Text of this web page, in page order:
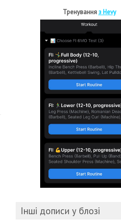
Тренуванняз Hevy
Інші дописи у блозі